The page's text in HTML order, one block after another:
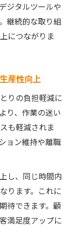
ジタルツールや
継続的な取り組
につながりま
産性向上
りの負担軽減に
り、作業の迷い
も軽減されま
ョン維持や離職
し、同じ時間内
ります。これに
待できます。顧
満足度アップに